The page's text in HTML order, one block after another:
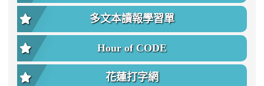
多文本讀報學習單
Hour of CODE
花蓮打字網